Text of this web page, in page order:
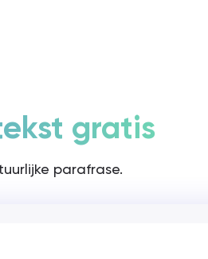
gratis
parafrase.